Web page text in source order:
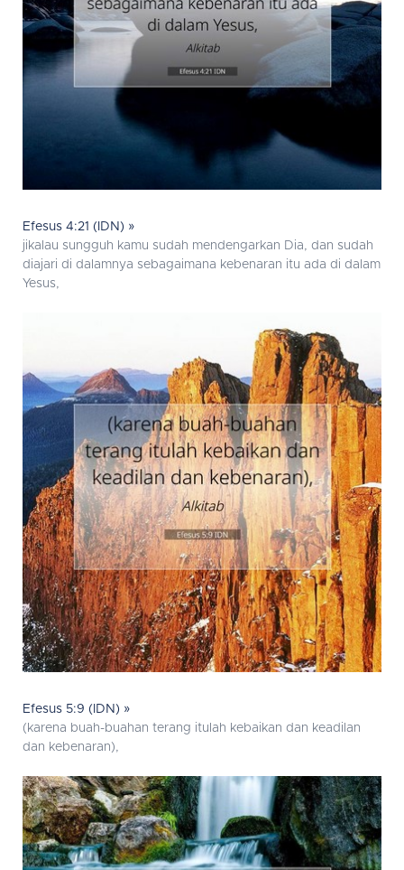
Efesus 4:21 (IDN) »
jikalau sungguh kamu sudah mendengarkan Dia, dan sudah
diajari di dalamnya sebagaimana kebenaran itu ada di dalam
Yesus,
Efesus 5:9 (IDN) »
(karena buah-buahan terang itulah kebaikan dan keadilan
dan kebenaran),